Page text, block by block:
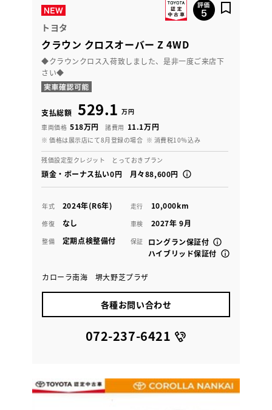
トヨタ
クラウン クロスオーバー Z 4WD
◆クラウンクロス入荷致しました、是非一度ご来店下
さい◆
支払総額 529.1 万円
車両価格 518万円 諸費用 11.1万円
※ 価格は展示店にて8月登録の場合 ※ 消費税10％込み
残価設定型クレジット とっておきプラン
頭金・ボーナス払い0円 月々88,600円
年式 2024年(R6年) 走行 10,000km
修復 なし 車検 2027年 9月
整備 定期点検整備付 保証
ロングラン保証付
ハイブリッド保証付
カローラ南海 堺大野芝プラザ
各種お問い合わせ
072-237-6421